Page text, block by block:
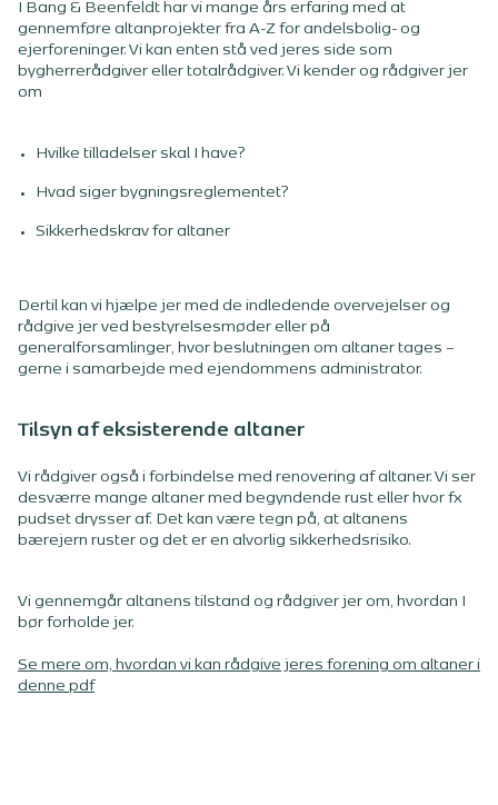
I Bang & Beenfeldt har vi mange års erfaring med at
gennemføre altanprojekter fra A-Z for andelsbolig- og
ejerforeninger. Vi kan enten stå ved jeres side som
bygherrerådgiver eller totalrådgiver. Vi kender og rådgiver jer
om
Hvilke tilladelser skal I have?
Hvad siger bygningsreglementet?
Sikkerhedskrav for altaner
Dertil kan vi hjælpe jer med de indledende overvejelser og
rådgive jer ved bestyrelsesmøder eller på
generalforsamlinger, hvor beslutningen om altaner tages –
gerne i samarbejde med ejendommens administrator.
Tilsyn af eksisterende altaner
Vi rådgiver også i forbindelse med renovering af altaner. Vi ser
desværre mange altaner med begyndende rust eller hvor fx
pudset drysser af. Det kan være tegn på, at altanens
bærejern ruster og det er en alvorlig sikkerhedsrisiko.
Vi gennemgår altanens tilstand og rådgiver jer om, hvordan I
bør forholde jer.
Se mere om, hvordan vi kan rådgive jeres forening om altaner i
denne pdf